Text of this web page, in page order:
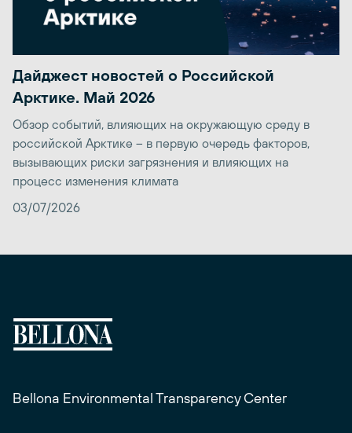
Дайджест новостей о Российской
Арктике. Май 2026
Обзор событий, влияющих на окружающую среду в
российской Арктике – в первую очередь факторов,
вызывающих риски загрязнения и влияющих на
процесс изменения климата
03/07/2026
Bellona Environmental Transparency Center